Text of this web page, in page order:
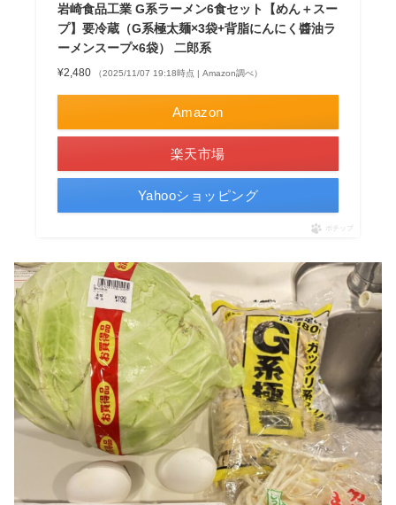
岩崎食品工業 G系ラーメン6食セット【めん＋スー
プ】要冷蔵（G系極太麺×3袋+背脂にんにく醬油ラ
ーメンスープ×6袋） 二郎系
¥2,480 （2025/11/07 19:18時点 | Amazon調べ）
Amazon
楽天市場
Yahooショッピング
ポチップ